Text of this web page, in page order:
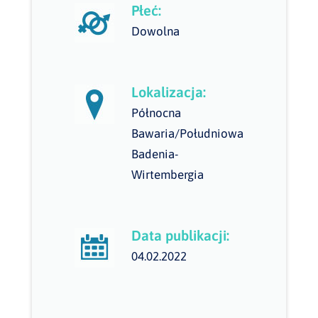
Płeć:
Dowolna
Lokalizacja:
Północna
Bawaria/Południowa
Badenia-
Wirtembergia
Data publikacji:
04.02.2022